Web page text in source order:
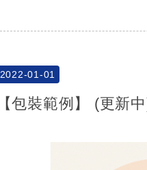
2022-01-01
【包裝範例】 (更新